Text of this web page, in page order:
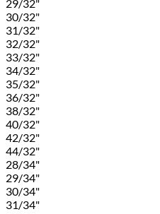
29/32"
30/32"
31/32"
32/32"
33/32"
34/32"
35/32"
36/32"
38/32"
40/32"
42/32"
44/32"
28/34"
29/34"
30/34"
31/34"